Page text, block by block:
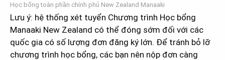
Học bổng toàn phần chính phủ New Zealand Manaaki
Lưu ý: hệ thống xét tuyển Chương trình Học bổng
Manaaki New Zealand có thể đóng sớm đối với các
quốc gia có số lượng đơn đăng ký lớn. Để tránh bỏ lỡ
chương trình học bổng, các bạn nên nộp đơn càng